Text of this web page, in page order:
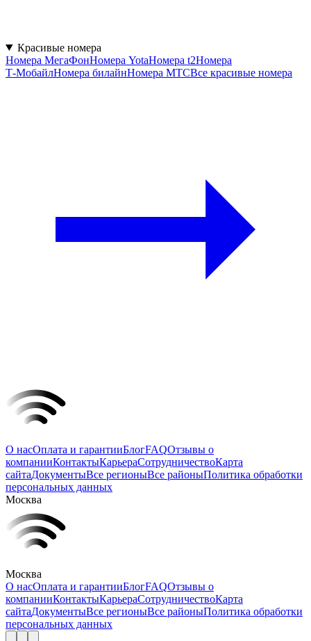
Красивые номера
Номера МегаФонНомера YotaНомера t2Номера
Т‑МобайлНомера билайнНомера МТСВсе красивые номера
О насОплата и гарантииБлогFAQОтзывы о
компанииКонтактыКарьераСотрудничествоКарта
сайтаДокументыВсе регионыВсе районыПолитика обработки
персональных данных
Москва
Москва
О насОплата и гарантииБлогFAQОтзывы о
компанииКонтактыКарьераСотрудничествоКарта
сайтаДокументыВсе регионыВсе районыПолитика обработки
персональных данных